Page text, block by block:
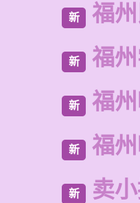
新 福
新 福
新 福
新 福
新 卖